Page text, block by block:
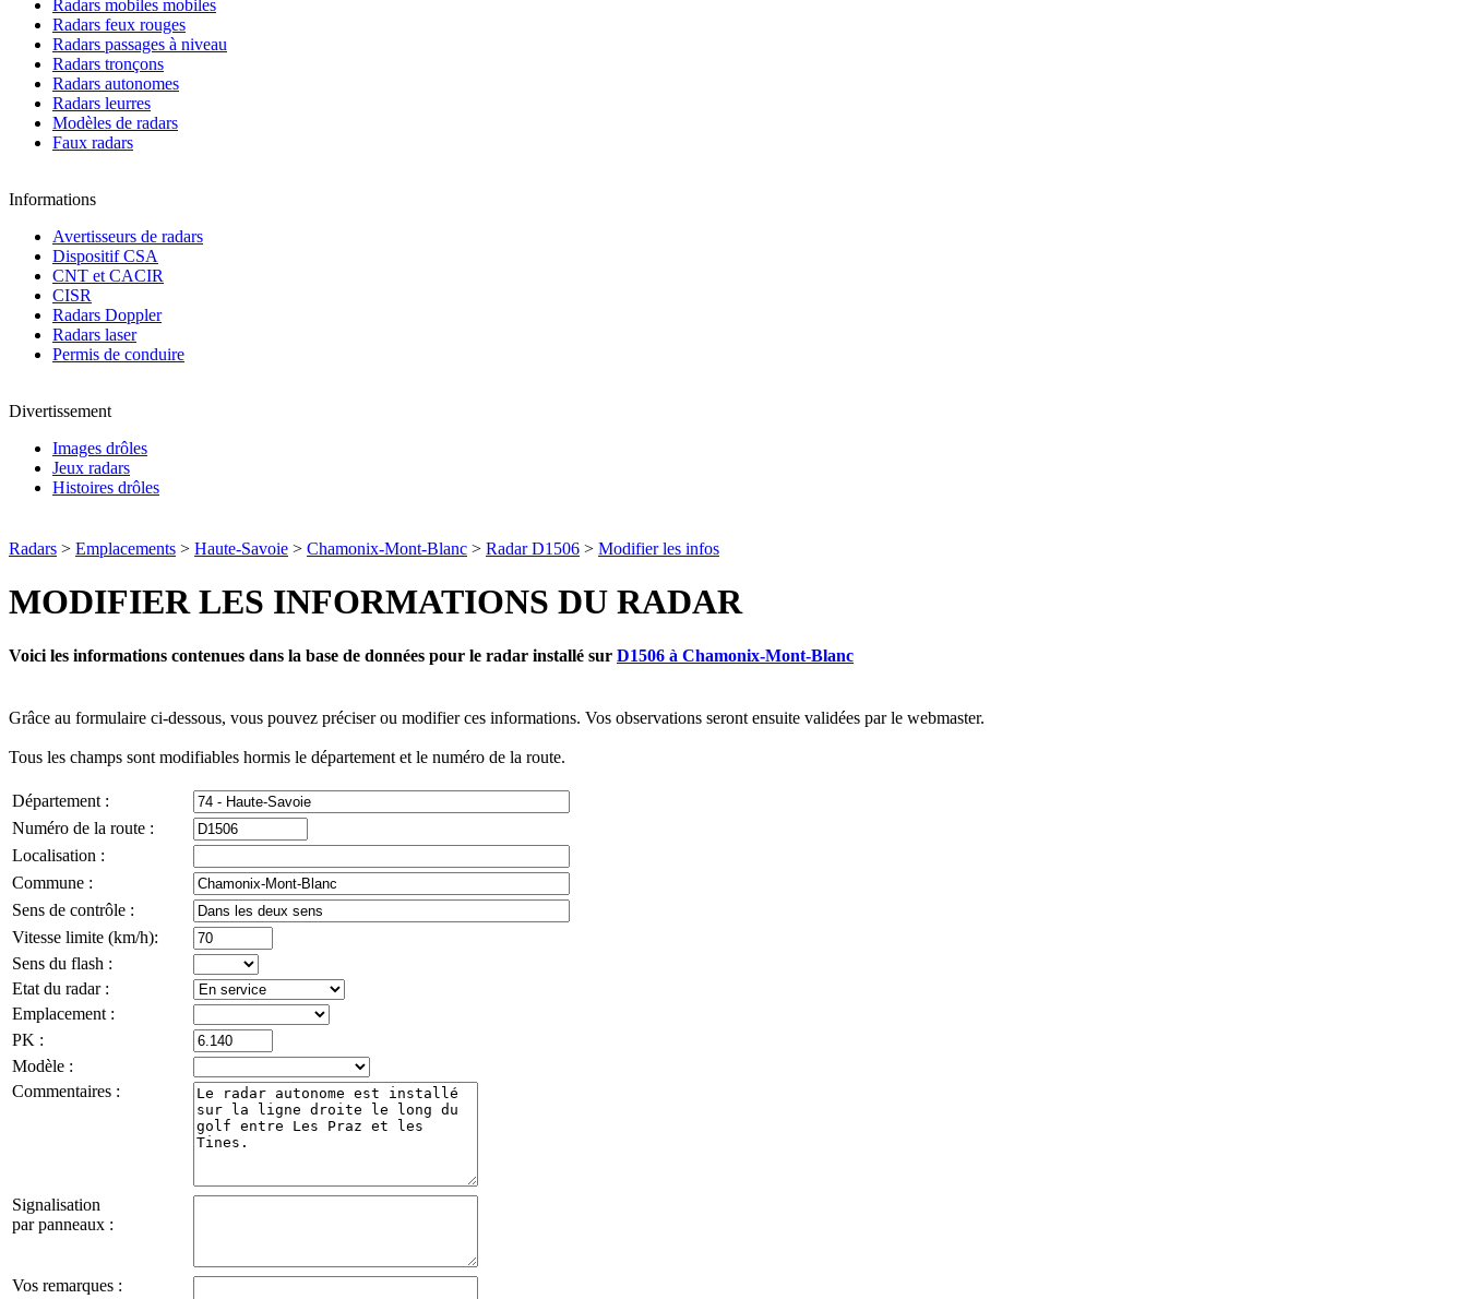
Radars mobiles mobiles
Radars feux rouges
Radars passages à niveau
Radars tronçons
Radars autonomes
Radars leurres
Modèles de radars
Faux radars
Informations
Avertisseurs de radars
Dispositif CSA
CNT et CACIR
CISR
Radars Doppler
Radars laser
Permis de conduire
Divertissement
Images drôles
Jeux radars
Histoires drôles
Radars > Emplacements > Haute-Savoie > Chamonix-Mont-Blanc > Radar D1506 > Modifier les infos
MODIFIER LES INFORMATIONS DU RADAR
Voici les informations contenues dans la base de données pour le radar installé sur D1506 à Chamonix-Mont-Blanc
Grâce au formulaire ci-dessous, vous pouvez préciser ou modifier ces informations. Vos observations seront ensuite validées par le webmaster.
Tous les champs sont modifiables hormis le département et le numéro de la route.
Département :
Numéro de la route :
Localisation :
Commune :
Sens de contrôle :
Vitesse limite (km/h):
Sens du flash :
Etat du radar :
Emplacement :
PK :
Modèle :
Commentaires :
Signalisation
par panneaux :
Vos remarques :